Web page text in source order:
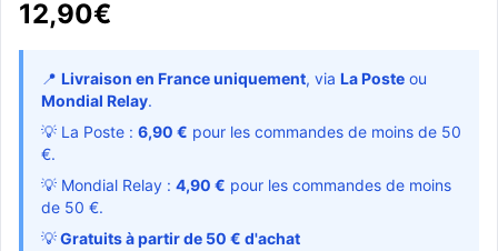
12,90€
📍 Livraison en France uniquement, via La Poste ou
Mondial Relay.
💡 La Poste : 6,90 € pour les commandes de moins de 50
€.
💡 Mondial Relay : 4,90 € pour les commandes de moins
de 50 €.
💡Gratuits à partir de 50 € d'achat